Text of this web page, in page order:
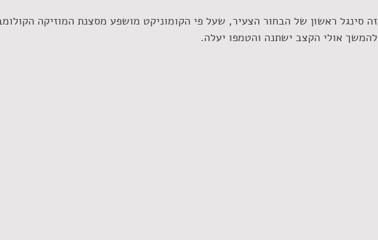
זה סינגל ראשון של הבחור הצעיר, שעל פי הקומוניקט מושפע מסצנת המוזיקה
להמשך אולי הקצב ישתנה והטמפו יעלה.